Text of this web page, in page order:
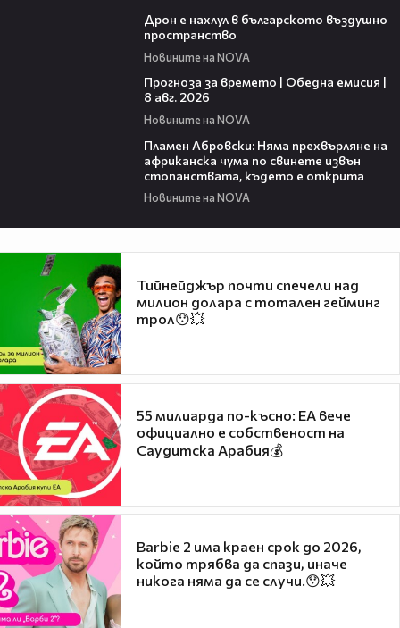
Дрон е нахлул в българското въздушно
пространство
Новините на NOVA
Прогноза за времето | Обедна емисия |
8 авг. 2026
Новините на NOVA
Пламен Абровски: Няма прехвърляне на
африканска чума по свинете извън
стопанствата, където е открита
Новините на NOVA
Тийнейджър почти спечели над
милион долара с тотален гейминг
трол😯💥
55 милиарда по-късно: EA вече
официално е собственост на
Саудитска Арабия💰
Barbie 2 има краен срок до 2026,
който трябва да спази, иначе
никога няма да се случи.😯💥